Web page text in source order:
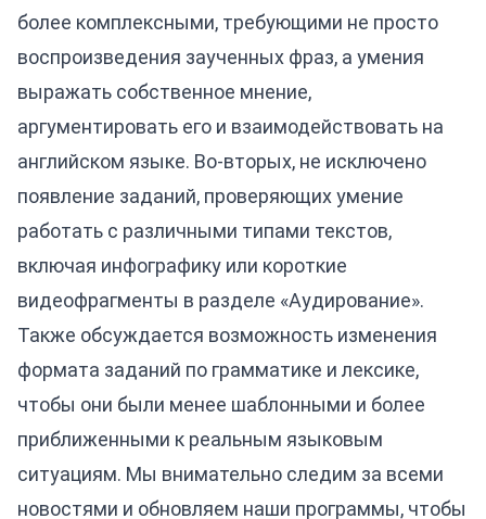
более комплексными, требующими не просто
воспроизведения заученных фраз, а умения
выражать собственное мнение,
аргументировать его и взаимодействовать на
английском языке. Во-вторых, не исключено
появление заданий, проверяющих умение
работать с различными типами текстов,
включая инфографику или короткие
видеофрагменты в разделе «Аудирование».
Также обсуждается возможность изменения
формата заданий по грамматике и лексике,
чтобы они были менее шаблонными и более
приближенными к реальным языковым
ситуациям. Мы внимательно следим за всеми
новостями и обновляем наши программы, чтобы